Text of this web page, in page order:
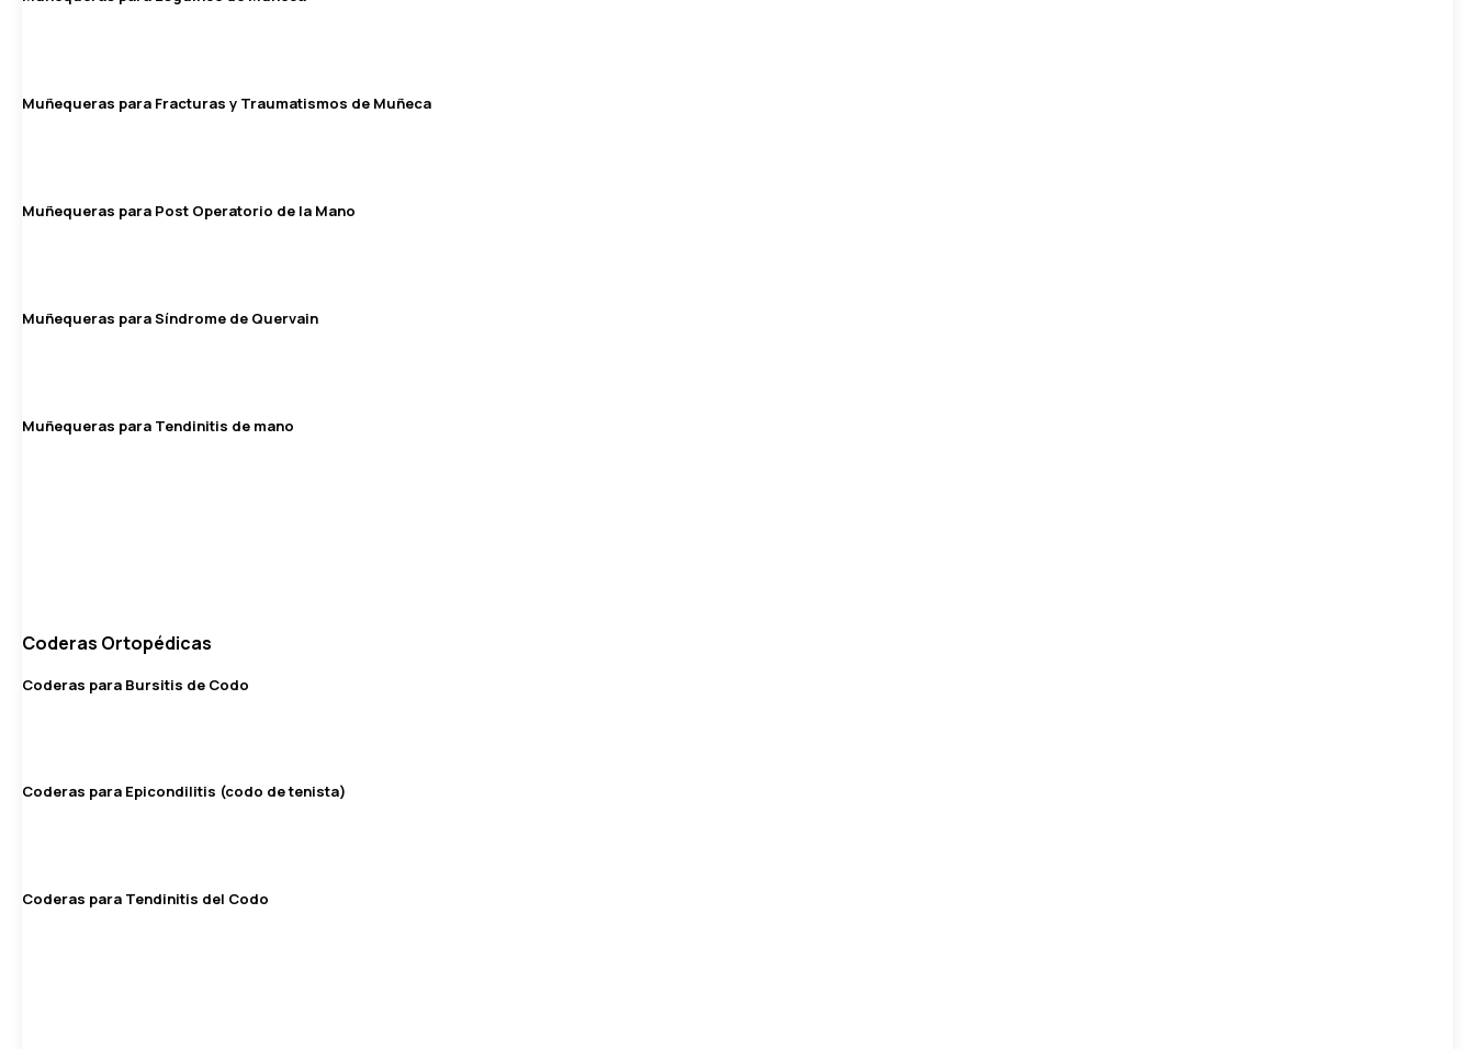
Muñequeras para Fracturas y Traumatismos de Muñeca
Muñequeras para Post Operatorio de la Mano
Muñequeras para Síndrome de Quervain
Muñequeras para Tendinitis de mano
Coderas Ortopédicas
Coderas para Bursitis de Codo
Coderas para Epicondilitis (codo de tenista)
Coderas para Tendinitis del Codo